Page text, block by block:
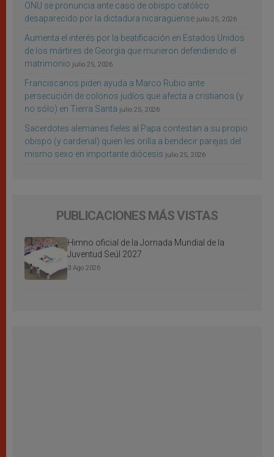
ONU se pronuncia ante caso de obispo católico
desaparecido por la dictadura nicaragüense julio 25, 2026
Aumenta el interés por la beatificación en Estados Unidos
de los mártires de Georgia que murieron defendiendo el
matrimonio julio 25, 2026
Franciscanos piden ayuda a Marco Rubio ante
persecución de colonos judíos que afecta a cristianos (y
no sólo) en Tierra Santa julio 25, 2026
Sacerdotes alemanes fieles al Papa contestan a su propio
obispo (y cardenal) quien les orilla a bendecir parejas del
mismo sexo en importante diócesis julio 25, 2026
PUBLICACIONES MÁS VISTAS
Himno oficial de la Jornada Mundial de la
Juventud Seúl 2027
3 Ago 2026